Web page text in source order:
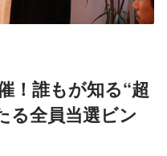
！誰もが知る“超
る全員当選ビン